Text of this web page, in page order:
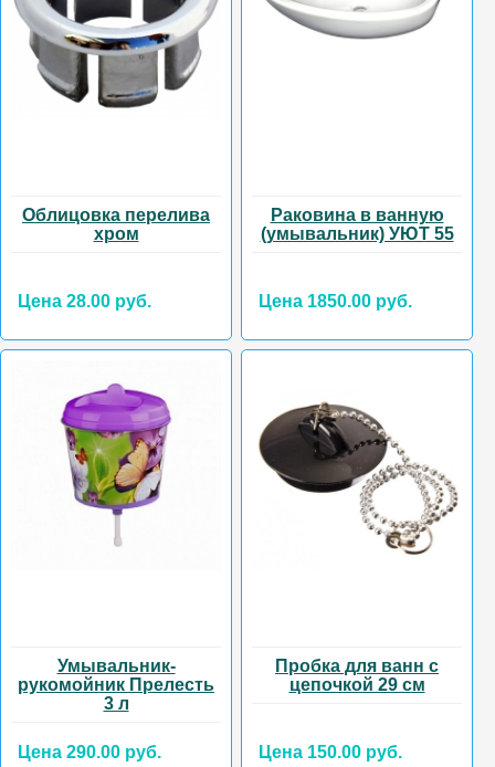
Облицовка перелива
хром
Цена 28.00 руб.
Раковина в ванную
(умывальник) УЮТ 55
Цена 1850.00 руб.
Умывальник-
рукомойник Прелесть
3 л
Цена 290.00 руб.
Пробка для ванн с
цепочкой 29 см
Цена 150.00 руб.